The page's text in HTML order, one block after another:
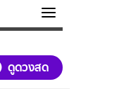
ดูดวงสด